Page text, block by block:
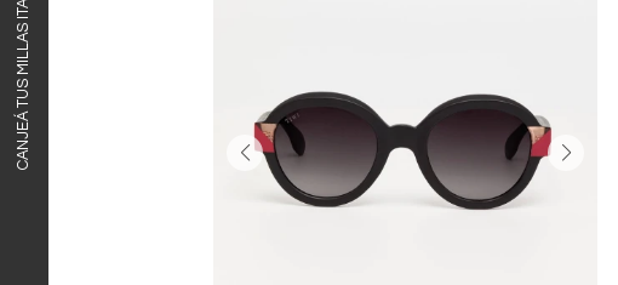
CANJEÁ TUS MILLAS ITAÚ